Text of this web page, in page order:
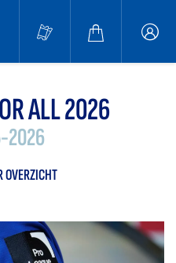
ALL 2026
OVERZICHT